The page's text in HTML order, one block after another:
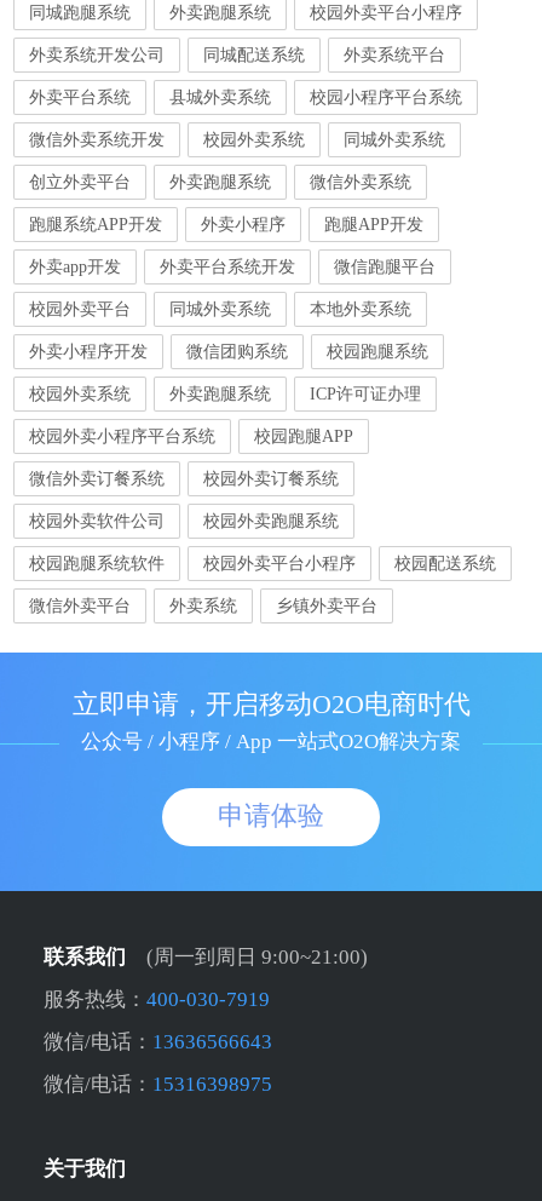
同城跑腿系统 外卖跑腿系统 校园外卖平台小程序
外卖系统开发公司 同城配送系统 外卖系统平台
外卖平台系统 县城外卖系统 校园小程序平台系统
微信外卖系统开发 校园外卖系统 同城外卖系统
创立外卖平台 外卖跑腿系统 微信外卖系统
跑腿系统APP开发 外卖小程序 跑腿APP开发
外卖app开发 外卖平台系统开发 微信跑腿平台
校园外卖平台 同城外卖系统 本地外卖系统
外卖小程序开发 微信团购系统 校园跑腿系统
校园外卖系统 外卖跑腿系统 ICP许可证办理
校园外卖小程序平台系统 校园跑腿APP
微信外卖订餐系统 校园外卖订餐系统
校园外卖软件公司 校园外卖跑腿系统
校园跑腿系统软件 校园外卖平台小程序 校园配送系统
微信外卖平台 外卖系统 乡镇外卖平台
立即申请，开启移动O2O电商时代
公众号 / 小程序 / App 一站式O2O解决方案
申请体验
联系我们
(周一到周日 9:00~21:00)
服务热线： 400-030-7919
微信/电话： 13636566643
微信/电话： 15316398975
关于我们